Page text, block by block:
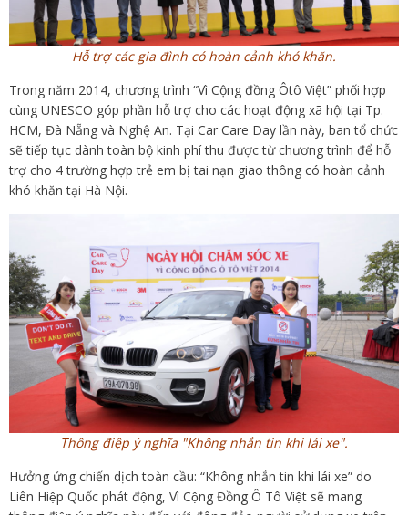
Hỗ trợ các gia đình có hoàn cảnh khó khăn.
Trong năm 2014, chương trình “Vì Cộng đồng Ôtô Việt” phối hợp
cùng UNESCO góp phần hỗ trợ cho các hoạt động xã hội tại Tp.
HCM, Đà Nẵng và Nghệ An. Tại Car Care Day lần này, ban tổ chức
sẽ tiếp tục dành toàn bộ kinh phí thu được từ chương trình để hỗ
trợ cho 4 trường hợp trẻ em bị tai nạn giao thông có hoàn cảnh
khó khăn tại Hà Nội.
Thông điệp ý nghĩa "Không nhắn tin khi lái xe".
Hưởng ứng chiến dịch toàn cầu: “Không nhắn tin khi lái xe” do
Liên Hiệp Quốc phát động, Vì Cộng Đồng Ô Tô Việt sẽ mang